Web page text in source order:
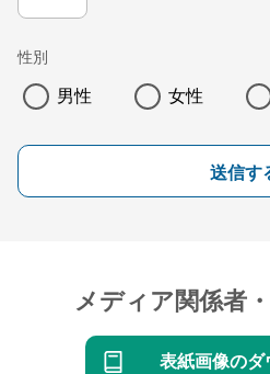
性別
男性 女性
送信す
メディア関係者
表紙画像のダ